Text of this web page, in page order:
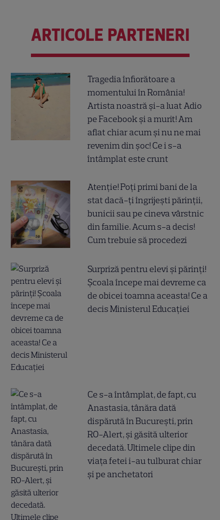
ARTICOLE PARTENERI
Tragedia înfiorătoare a
momentului în România!
Artista noastră și-a luat Adio
pe Facebook și a murit! Am
aflat chiar acum și nu ne mai
revenim din șoc! Ce i s-a
întâmplat este crunt
Atenție! Poți primi bani de la
stat dacă-ți îngrijești părinții,
bunicii sau pe cineva vârstnic
din familie. Acum s-a decis!
Cum trebuie să procedezi
Surpriză pentru elevi și părinți!
Școala începe mai devreme ca
de obicei toamna aceasta! Ce a
decis Ministerul Educației
Ce s-a întâmplat, de fapt, cu
Anastasia, tânăra dată
dispărută în București, prin
RO-Alert, și găsită ulterior
decedată. Ultimele clipe din
viața fetei i-au tulburat chiar
și pe anchetatori